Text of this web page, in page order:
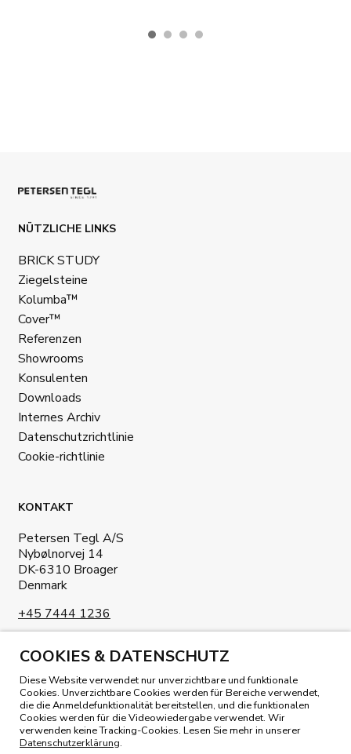
COOKIES & DATENSCHUTZ
Diese Website verwendet nur unverzichtbare und funktionale
Cookies. Unverzichtbare Cookies werden für Bereiche verwendet,
die die Anmeldefunktionalität bereitstellen, und die funktionalen
Cookies werden für die Videowiedergabe verwendet. Wir
verwenden keine Tracking-Cookies. Lesen Sie mehr in unserer
Datenschutzerklärung.
NÜTZLICHE LINKS
BRICK STUDY
Ziegelsteine
Kolumba™
Cover™
Referenzen
Showrooms
Konsulenten
Downloads
Internes Archiv
Datenschutzrichtlinie
Cookie-richtlinie
KONTAKT
Petersen Tegl A/S
Nybølnorvej 14
DK-6310 Broager
Denmark
+45 7444 1236
UNSER MAGAZIN LESEN